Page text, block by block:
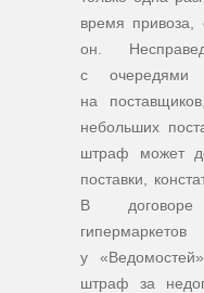
время привоза,
он.
с очередями
на
небольших
штраф может
поставки,
В
у
штраф за